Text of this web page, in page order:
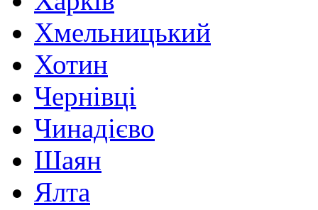
Хмельницький
Хотин
Чернівці
Чинадієво
Шаян
Ялта